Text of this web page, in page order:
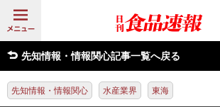
先知情報・情報関心記事一覧へ戻る
先知情報・情報関心 水産業界 東海